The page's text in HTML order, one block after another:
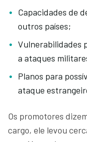
Capacidades de
outros países;
Vulnerabilidades
a ataques
Planos para
ataque
Os promotores
cargo, ele levou